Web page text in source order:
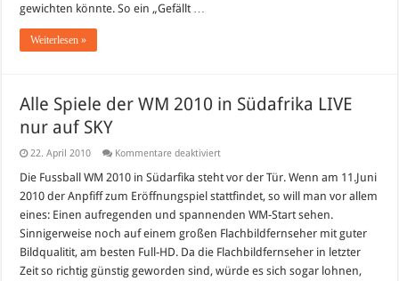
gewichten könnte. So ein „Gefällt …
Weiterlesen »
Alle Spiele der WM 2010 in Südafrika LIVE
nur auf SKY
22. April 2010 Kommentare deaktiviertfür
Spiele
WM
2010
in
Südafrika
nur
auf
Die Fussball WM 2010 in Südarfika steht vor der Tür. Wenn am 11.Juni
2010 der Anpfiff zum Eröffnungspiel stattfindet, so will man vor allem
eines: Einen aufregenden und spannenden WM-Start sehen.
Sinnigerweise noch auf einem großen Flachbildfernseher mit guter
Bildqualitit, am besten Full-HD. Da die Flachbildfernseher in letzter
Zeit so richtig günstig geworden sind, würde es sich sogar lohnen,